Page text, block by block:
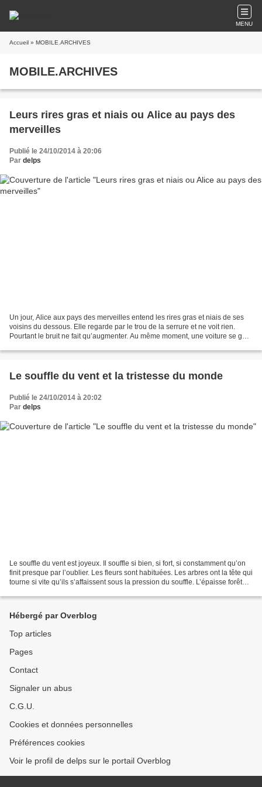
MENU
Accueil » MOBILE.ARCHIVES
MOBILE.ARCHIVES
Leurs rires gras et niais ou Alice au pays des
merveilles
Publié le 24/10/2014 à 20:06
Par delps
Un jour, Alice aux pays des merveilles entend les rires gras et niais de ses
voisins du dessous. Elle regarde par le trou de la serrure et ne voit rien.
Pourtant le bruit ne fait qu’augmenter. Au même moment, une voiture se gare
Le souffle du vent et la tristesse du monde
Publié le 24/10/2014 à 20:02
Par delps
Le souffle du vent est joyeux. Il souffle si bien, si fort, si constamment qu’on
finit presque par l’oublier. Les fleurs sont habituées. Les arbres ont la tête qui
tourne si vite qu’ils s’affaissent sous la pression du souffle. L’épaisse forêt
Hébergé par Overblog
Top articles
Pages
Contact
Signaler un abus
C.G.U.
Cookies et données personnelles
Préférences cookies
Voir le profil de delps sur le portail Overblog